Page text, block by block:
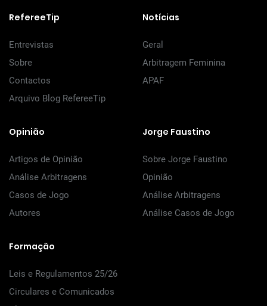
RefereeTip
Entrevistas
Sobre
Contactos
Arquivo Blog RefereeTip
Notícias
Geral
Arbitragem Feminina
APAF
Opinião
Artigos de Opinião
Análise Arbitragens
Casos de Jogo
Autores
Jorge Faustino
Sobre Jorge Faustino
Opinião
Análise Arbitragens
Análise Casos de Jogo
Formação
Leis e Regulamentos 25/26
Circulares e Comunicados